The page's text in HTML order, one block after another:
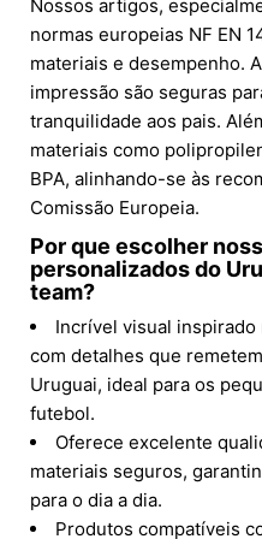
Nossos artigos,
normas europeias NF EN
materiais e desempenho.
impressão são seguras
tranquilidade aos pais.
materiais como
BPA, alinhando-se às
Comissão Europeia.
Por que escolher
personalizados do
team?
Incrível visual
com detalhes que
Uruguai, ideal para os
futebol.
Oferece excelente
materiais seguros,
para o dia a dia.
Produtos compatíveis